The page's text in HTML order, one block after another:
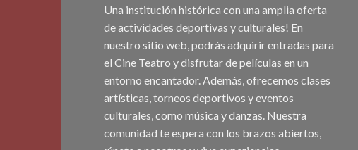
Una institución histórica con una amplia oferta
de actividades deportivas y culturales! En
nuestro sitio web, podrás adquirir entradas para
el Cine Teatro y disfrutar de películas en un
entorno encantador. Además, ofrecemos clases
artísticas, torneos deportivos y eventos
culturales, como música y danzas. Nuestra
comunidad te espera con los brazos abiertos,